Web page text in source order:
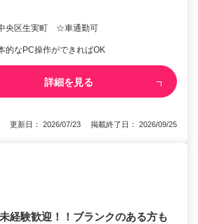
央区生実町 ☆車通勤可
的なPC操作ができればOK
詳細を見る
更新日： 2026/07/23 掲載終了日： 2026/09/25
経験歓迎！！ブランクのある方も